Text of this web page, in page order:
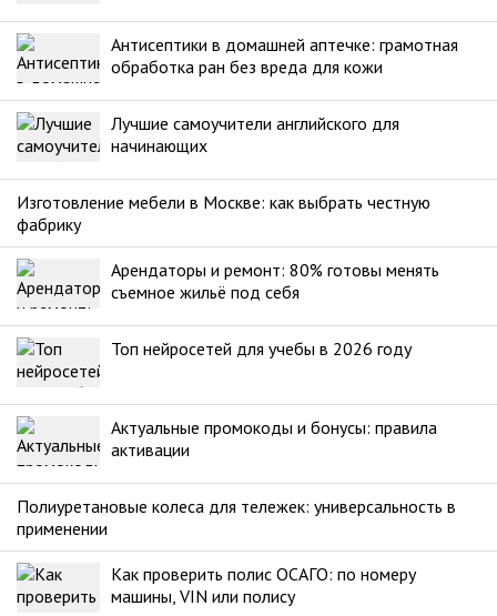
Антисептики в домашней аптечке: грамотная
обработка ран без вреда для кожи
Лучшие самоучители английского для
начинающих
Изготовление мебели в Москве: как выбрать честную
фабрику
Арендаторы и ремонт: 80% готовы менять
съемное жильё под себя
Топ нейросетей для учебы в 2026 году
Актуальные промокоды и бонусы: правила
активации
Полиуретановые колеса для тележек: универсальность в
применении
Как проверить полис ОСАГО: по номеру
машины, VIN или полису